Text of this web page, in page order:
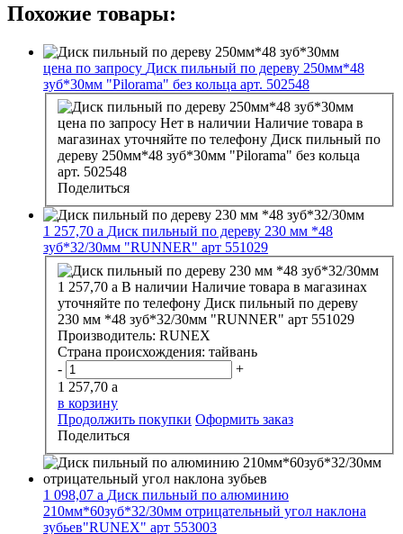
Похожие товары:
цена по запросу Диск пильный по дереву 250мм*48
зуб*30мм "Pilorama" без кольца арт. 502548
цена по запросу Нет в наличии Наличие товара в
магазинах уточняйте по телефону Диск пильный по
дереву 250мм*48 зуб*30мм "Pilorama" без кольца
арт. 502548
Поделиться
1 257,70 a Диск пильный по дереву 230 мм *48
зуб*32/30мм "RUNNER" арт 551029
1 257,70 a В наличии Наличие товара в магазинах
уточняйте по телефону Диск пильный по дереву
230 мм *48 зуб*32/30мм "RUNNER" арт 551029
Производитель: RUNEX
Страна происхождения: тайвань
-
+
1 257,70 a
в корзину
Продолжить покупки Оформить заказ
Поделиться
1 098,07 a Диск пильный по алюминию
210мм*60зуб*32/30мм отрицательный угол наклона
зубьев"RUNEX" арт 553003